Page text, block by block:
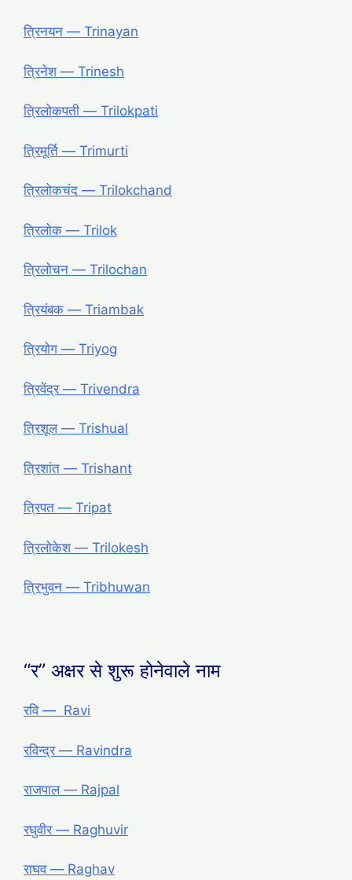
त्रिनयन ― Trinayan
त्रिनेश ― Trinesh
त्रिलोकपती ― Trilokpati
त्रिमूर्ति ― Trimurti
त्रिलोकचंद ― Trilokchand
त्रिलोक ― Trilok
त्रिलोचन ― Trilochan
त्रियंबक ― Triambak
त्रियोग ― Triyog
त्रिवेंद्र ― Trivendra
त्रिशूल ― Trishual
त्रिशांत ― Trishant
त्रिपत ― Tripat
त्रिलोकेश ― Trilokesh
त्रिभुवन ― Tribhuwan
“र” अक्षर से शुरू होनेवाले नाम
रवि ― Ravi
रविन्द्र ― Ravindra
राजपाल ― Rajpal
रघुवीर ― Raghuvir
राघव ― Raghav